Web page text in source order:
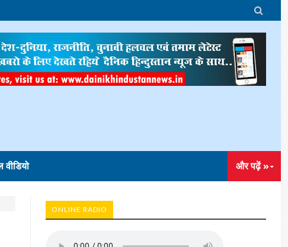

वीडियो और पढ़ें »
ONLINE RADIO